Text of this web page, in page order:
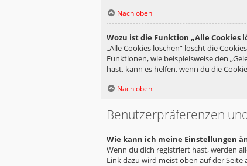
Nach oben
Wozu ist die Funktion „Alle Cookies
„Alle Cookies löschen“ löscht die
Funktionen, wie beispielsweise den
hast, kann es helfen, wenn du die
Nach oben
Benutzerpräferenzen
Wie kann ich meine Einstellungen
Wenn du dich registriert hast, werden
Link dazu wird meist oben auf der